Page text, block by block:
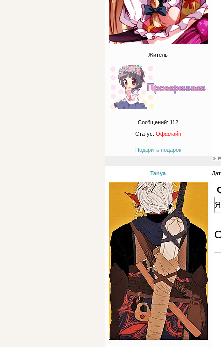
Житель
Сообщений: 112
Статус: Оффлайн
Подарить подарок
Tanya